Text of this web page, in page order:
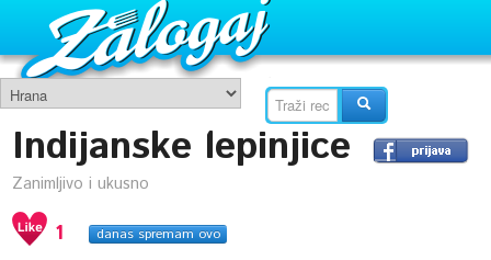
Indijanske lepinjice
Zanimljivo i ukusno
1 danas spremam ovo